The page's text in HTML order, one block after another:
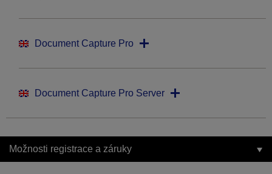
Document Capture Pro
Document Capture Pro Server
Možnosti registrace a záruky